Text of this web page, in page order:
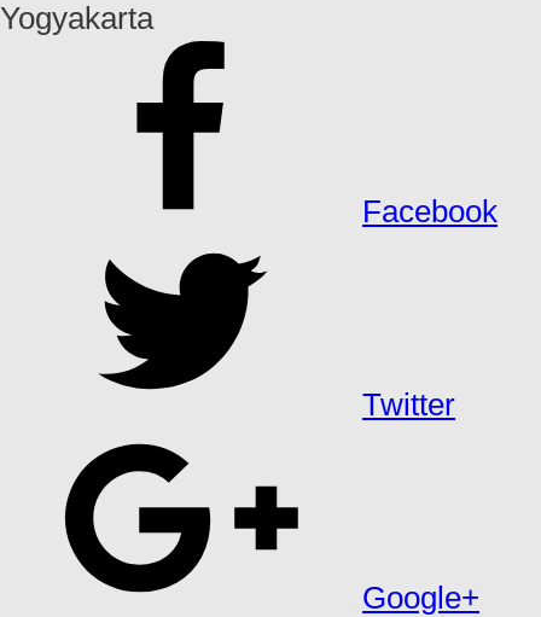
Yogyakarta
Facebook
Twitter
Google+